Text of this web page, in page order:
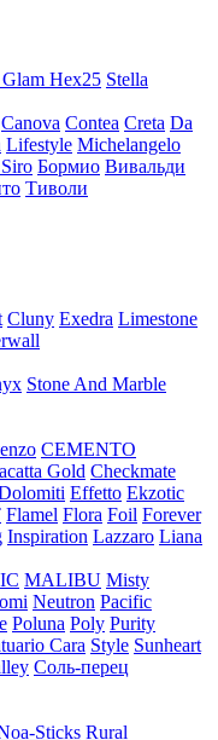
Hex25 Stella
Canova Contea Creta Da
Lifestyle Michelangelo
Бормио Вивальди
Тиволи
Cluny Exedra Limestone
Stone And Marble
CEMENTO
Gold Checkmate
Effetto Ekzotic
Flamel Flora Foil Forever
Inspiration Lazzaro Liana
MALIBU Misty
Neutron Pacific
Poluna Poly Purity
Cara Style Sunheart
Соль-перец
Sticks Rural